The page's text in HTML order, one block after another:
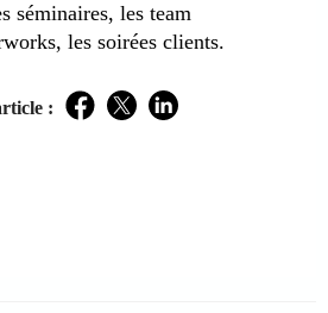
séminaires, les team
les soirées clients.
: Facebook
TwitterLinkedIn